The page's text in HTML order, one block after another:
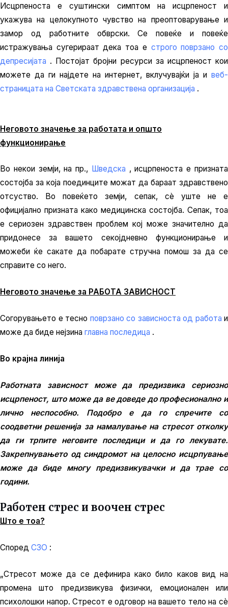
Исцрпеноста е суштински симптом на исцрпеност и
укажува на целокупното чувство на преоптоварување и
замор од работните обврски. Се повеќе и повеќе
истражувања сугерираат дека тоа е строго поврзано со
депресијата . Постојат бројни ресурси за исцрпеност кои
можете да ги најдете на интернет, вклучувајќи ја и веб-
страницата на Светската здравствена организација .
Неговото значење за работата и општо
функционирање
Во некои земји, на пр., Шведска , исцрпеноста е призната
состојба за која поединците можат да бараат здравствено
отсуство. Во повеќето земји, сепак, сè уште не е
официјално призната како медицинска состојба. Сепак, тоа
е сериозен здравствен проблем кој може значително да
придонесе за вашето секојдневно функционирање и
можеби ќе сакате да побарате стручна помош за да се
справите со него.
Неговото значење за РАБОТА ЗАВИСНОСТ
Согорувањето е тесно поврзано со зависноста од работа и
може да биде нејзина главна последица .
Во крајна линија
Работната зависност може да предизвика сериозно
исцрпеност, што може да ве доведе до професионално и
лично неспособно. Подобро е да го спречите со
соодветни решенија за намалување на стресот отколку
да ги трпите неговите последици и да го лекувате.
Закрепнувањето од синдромот на целосно исцрпување
може да биде многу предизвикувачки и да трае со
години.
Работен стрес и воочен стрес
Што е тоа?
Според СЗО :
„Стресот може да се дефинира како било каков вид на
промена што предизвикува физички, емоционален или
психолошки напор. Стресот е одговор на вашето тело на сè